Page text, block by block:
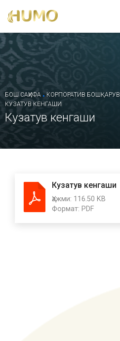
БОШ САҲИФА . КОРПОРАТИВ БОШҚАРУВ
КУЗАТУВ КЕНГАШИ
Кузатув кенгаши
Кузатув кенгаши
Ҳажми: 116.50 KB
Формат: PDF